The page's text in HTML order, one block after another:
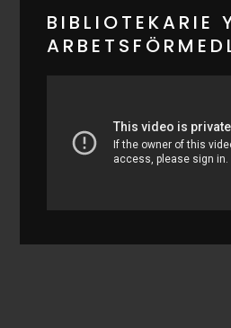
BIBLIOTEKARIE